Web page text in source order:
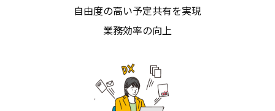
自由度の高い予定共有を実現
業務効率の向上